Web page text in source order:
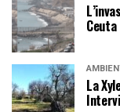
Ceuta
La